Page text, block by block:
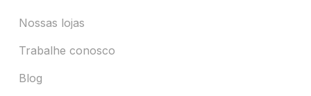
Nossas lojas
Trabalhe conosco
Blog